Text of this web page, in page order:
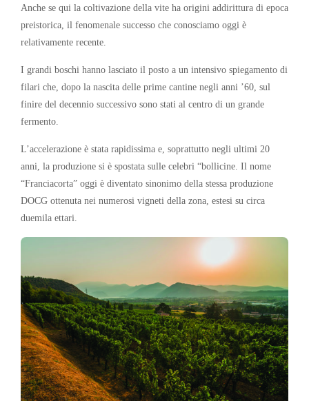
Anche se qui la coltivazione della vite ha origini addirittura di epoca
preistorica, il fenomenale successo che conosciamo oggi è
relativamente recente.
I grandi boschi hanno lasciato il posto a un intensivo spiegamento di
filari che, dopo la nascita delle prime cantine negli anni ’60, sul
finire del decennio successivo sono stati al centro di un grande
fermento.
L’accelerazione è stata rapidissima e, soprattutto negli ultimi 20
anni, la produzione si è spostata sulle celebri “bollicine. Il nome
“Franciacorta” oggi è diventato sinonimo della stessa produzione
DOCG ottenuta nei numerosi vigneti della zona, estesi su circa
duemila ettari.